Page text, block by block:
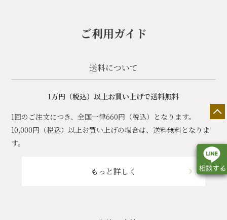
ご利用ガイド
送料について
1万円（税込）以上お買い上げで送料無料
1回のご注文につき、全国一律660円（税込）となります。
10,000円（税込）以上お買い上げの場合は、送料無料となりま
す。
もっと詳しく